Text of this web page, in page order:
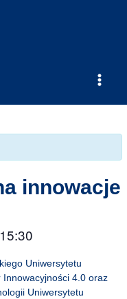
Main
innowacje
15:30
Uniwersytetu
4.0 oraz
Uniwersytetu